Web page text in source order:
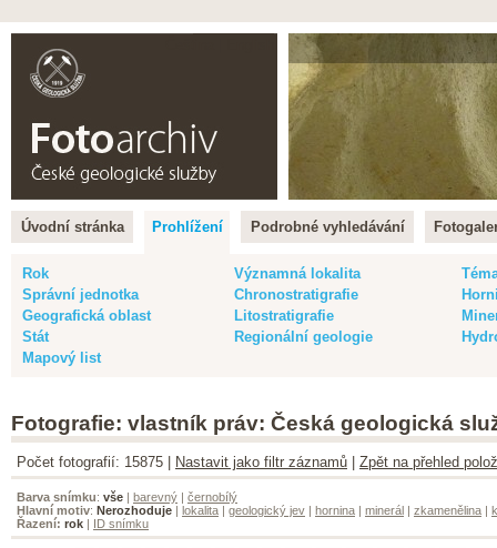
Úvodní stránka Prohlížení Podrobné vyhledávání
Rok Významná lokalita
Správní jednotka
Chronostratigrafie
Geografická oblast
Litostratigrafie
Stát
Regionální geologie
Mapový list
Fotografie: vlastník práv: Česká geologická
Počet fotografií: 15875 | Nastavit jako filtr záznamů Zpět na přehled
Barva snímku: vše | barevný | černobílý
Hlavní motiv: Nerozhoduje | lokalita | geologický jev | hornina | minerál | zkamenělina |
Řazení: rok | ID snímku